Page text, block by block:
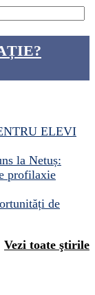
ELEVI
la Netuș:
profilaxie
de
Vezi toate ştirile